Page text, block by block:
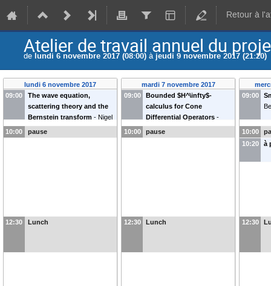
Retour à
Atelier de travail annuel du
de lundi 6 novembre 2017 (08:00) à jeudi 9 novembre 2017 (21:20)
lundi 6 novembre 2017
09:00
The wave equation,
scattering theory and the
Bernstein transform - Nigel
Higson
10:00 pause
12:30 Lunch
mardi 7 novembre 2017
09:00
Bounded $H^\infty$-
calculus for Cone
Differential Operators -
Elmar Schrohe
10:00 pause
12:30 Lunch
09:00
10:00
10:20
à
12:30